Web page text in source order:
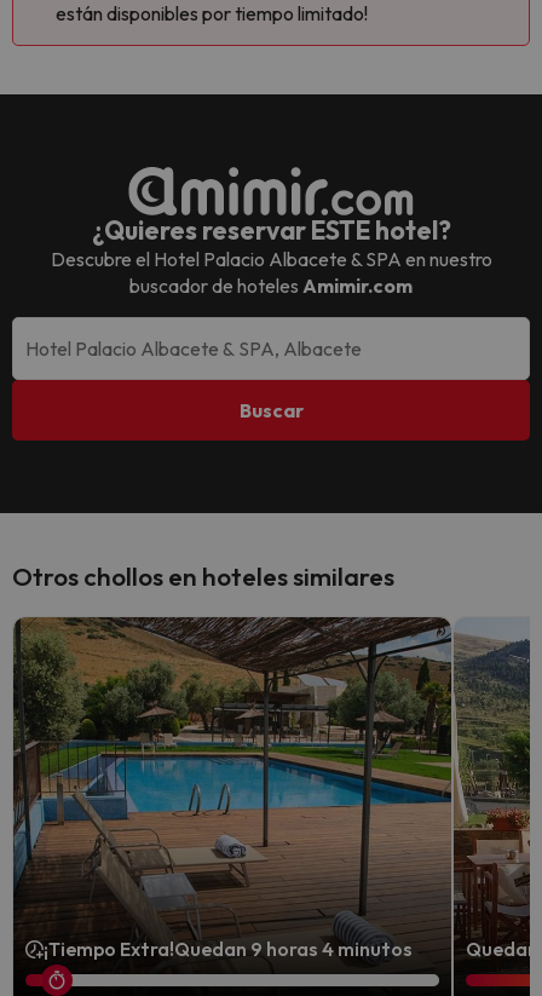
están disponibles por tiempo limitado!
¿Quieres reservar ESTE hotel?
Descubre el Hotel Palacio Albacete & SPA en nuestro
buscador de hoteles Amimir.com
Buscar
Otros chollos en hoteles similares
¡Tiempo Extra!Quedan 9 horas 4 minutos Quedan